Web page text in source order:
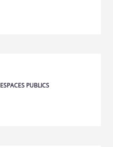
ESPACES PUBLICS